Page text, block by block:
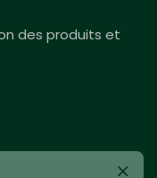
des produits et